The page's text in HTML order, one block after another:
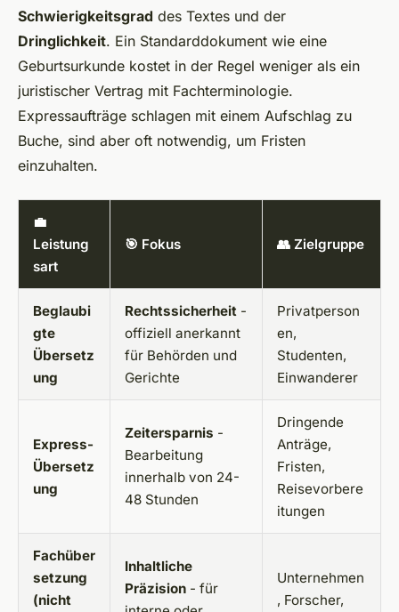
Schwierigkeitsgrad des Textes und der
Dringlichkeit. Ein Standarddokument wie eine
Geburtsurkunde kostet in der Regel weniger als ein
juristischer Vertrag mit Fachterminologie.
Expressaufträge schlagen mit einem Aufschlag zu
Buche, sind aber oft notwendig, um Fristen
einzuhalten.
💼
Leistung
sart
🎯 Fokus 👥 Zielgruppe
Beglaubi
gte
Übersetz
ung
Rechtssicherheit -
offiziell anerkannt
für Behörden und
Gerichte
Privatperson
en,
Studenten,
Einwanderer
Express-
Übersetz
ung
Zeitersparnis -
Bearbeitung
innerhalb von 24-
48 Stunden
Dringende
Anträge,
Fristen,
Reisevorbere
itungen
Fachüber
setzung
(nicht
Inhaltliche
Präzision - für
Unternehmen
, Forscher,